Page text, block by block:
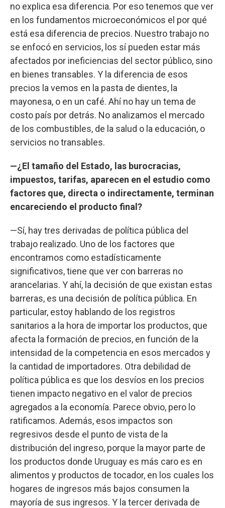
no explica esa diferencia. Por eso tenemos que ver
en los fundamentos microeconómicos el por qué
está esa diferencia de precios. Nuestro trabajo no
se enfocó en servicios, los sí pueden estar más
afectados por ineficiencias del sector público, sino
en bienes transables. Y la diferencia de esos
precios la vemos en la pasta de dientes, la
mayonesa, o en un café. Ahí no hay un tema de
costo país por detrás. No analizamos el mercado
de los combustibles, de la salud o la educación, o
servicios no transables.
—¿El tamaño del Estado, las burocracias,
impuestos, tarifas, aparecen en el estudio como
factores que, directa o indirectamente, terminan
encareciendo el producto final?
—Sí, hay tres derivadas de política pública del
trabajo realizado. Uno de los factores que
encontramos como estadísticamente
significativos, tiene que ver con barreras no
arancelarias. Y ahí, la decisión de que existan estas
barreras, es una decisión de política pública. En
particular, estoy hablando de los registros
sanitarios a la hora de importar los productos, que
afecta la formación de precios, en función de la
intensidad de la competencia en esos mercados y
la cantidad de importadores. Otra debilidad de
política pública es que los desvíos en los precios
tienen impacto negativo en el valor de precios
agregados a la economía. Parece obvio, pero lo
ratificamos. Además, esos impactos son
regresivos desde el punto de vista de la
distribución del ingreso, porque la mayor parte de
los productos donde Uruguay es más caro es en
alimentos y productos de tocador, en los cuales los
hogares de ingresos más bajos consumen la
mayoría de sus ingresos. Y la tercer derivada de